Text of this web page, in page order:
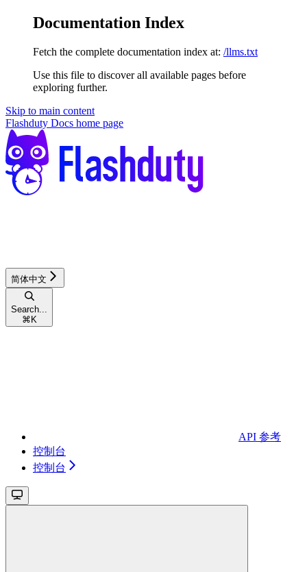
Documentation Index
Fetch the complete documentation index at: /llms.txt
Use this file to discover all available pages before
exploring further.
Skip to main content
Flashduty Docs home page
简体中文
Search...
⌘ K
API 参考
控制台
控制台